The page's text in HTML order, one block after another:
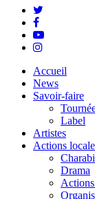
twitter
facebook
youtube
instagram
Close
Menu
Accueil
News
Savoir-faire
Label
Artistes
Actions
Drama